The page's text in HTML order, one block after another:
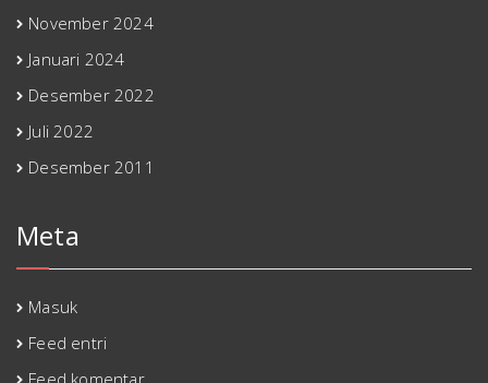
November 2024
Januari 2024
Desember 2022
Juli 2022
Desember 2011
Meta
Masuk
Feed entri